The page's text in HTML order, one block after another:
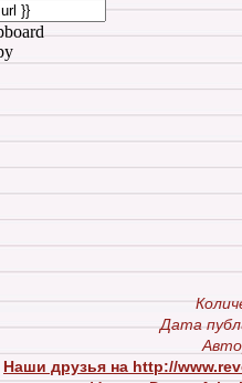
Дата
Наши друзья на http://